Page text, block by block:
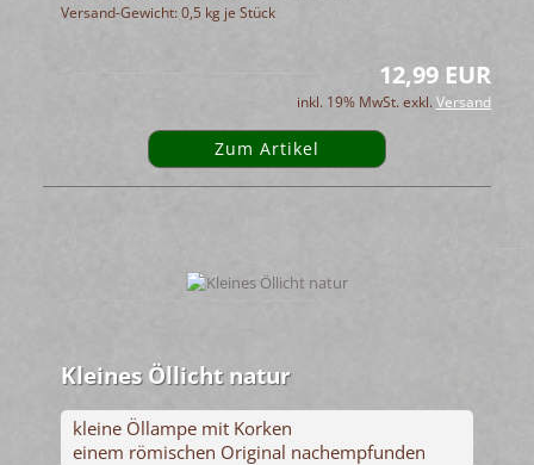
Versand-Gewicht:0,5 kg je Stück
12,99 EUR
inkl. 19% MwSt. exkl.Versand
Zum Artikel
Kleines Öllicht natur
kleine Öllampe mit Korken
einem römischen Original nachempfunden